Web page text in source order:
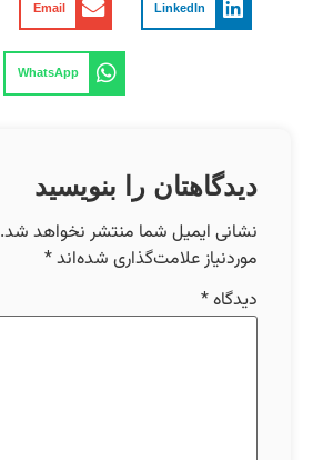
LinkedIn
Email
WhatsApp
دیدگاهتان را بنویسید
نشانی ایمیل شما منتشر نخواهد شد.
موردنیاز علامت‌گذاری شده‌اند*
دیدگاه*